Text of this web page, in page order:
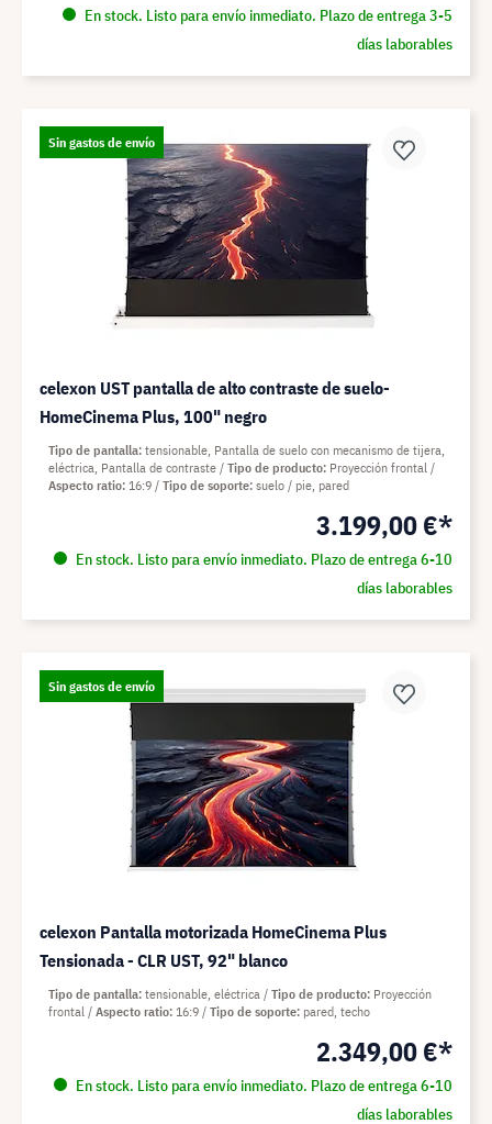
En stock. Listo para envío inmediato. Plazo de entrega 3-5
días laborables
Sin gastos de envío
celexon UST pantalla de alto contraste de suelo-
HomeCinema Plus, 100" negro
3.199,00 €*
En stock. Listo para envío inmediato. Plazo de entrega 6-10
días laborables
Tipo de pantalla tensionable, Pantalla de suelo con mecanismo de tijera,
eléctrica, Pantalla de contraste
Tipo de producto Proyección frontal
Aspecto ratio 16:9 Tipo de soporte suelo / pie, pared
Sin gastos de envío
celexon Pantalla motorizada HomeCinema Plus
Tensionada - CLR UST, 92" blanco
2.349,00 €*
En stock. Listo para envío inmediato. Plazo de entrega 6-10
días laborables
Tipo de pantalla tensionable, eléctrica Tipo de producto Proyección
frontal
Aspecto ratio 16:9 Tipo de soporte pared, techo